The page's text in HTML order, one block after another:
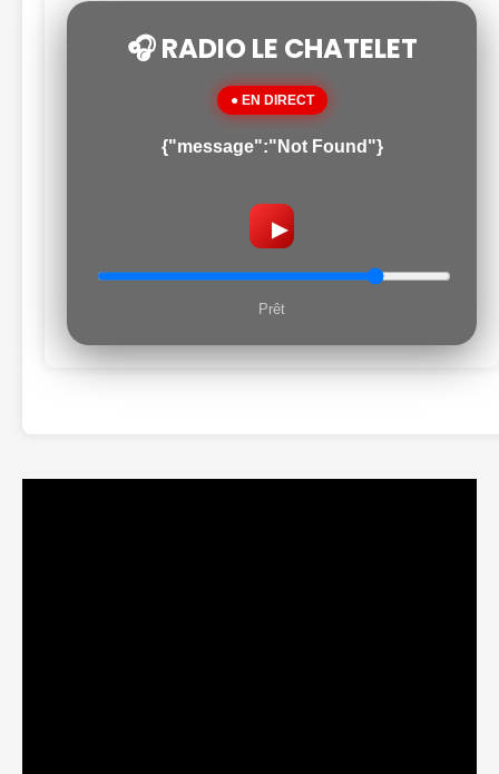
🎧 RADIO LE CHATELET
● EN DIRECT
{"message":"Not Found"}
▶
Prêt